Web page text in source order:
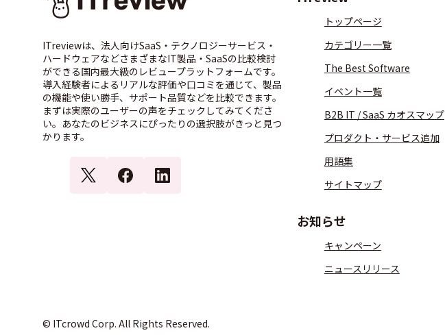
ITreviewは、法人向けSaaS・テクノロジーサービス・
ハードウェアなどさまざまなIT製品・SaaSの比較検討
ができる国内最大級のレビュープラットフォームです。
導入経験者によるリアルな評価や口コミを通じて、製品
の機能や使い勝手、サポート品質などを比較できます。
まずは実際のユーザーの声をチェックしてみてくださ
い。あなたのビジネスにぴったりの選択肢がきっと見つ
かります。
トップページ
カテゴリー一覧
The Best Software
イベント一覧
B2B IT / SaaS カオスマップ
プロダクト・サービス追加
用語集
サイトマップ
お知らせ
キャンペーン
ニュースリリース
© ITcrowd Corp. All Rights Reserved.